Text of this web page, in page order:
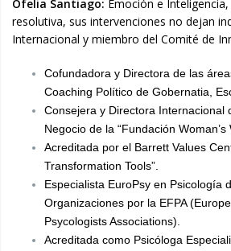
Ofelia Santiago: Emoción e
resolutiva, sus intervenciones no dejan
Internacional y miembro del Comité de
Cofundadora y Directora de las
Coaching Político de Gobernatia,
Consejera y Directora Internacional
Negocio de la “Fundación Woman’s
Acreditada por el Barrett Values
Transformation Tools”.
Especialista EuroPsy en Psicología
Organizaciones por la EFPA
Psycologists Associations).
Acreditada como Psicóloga